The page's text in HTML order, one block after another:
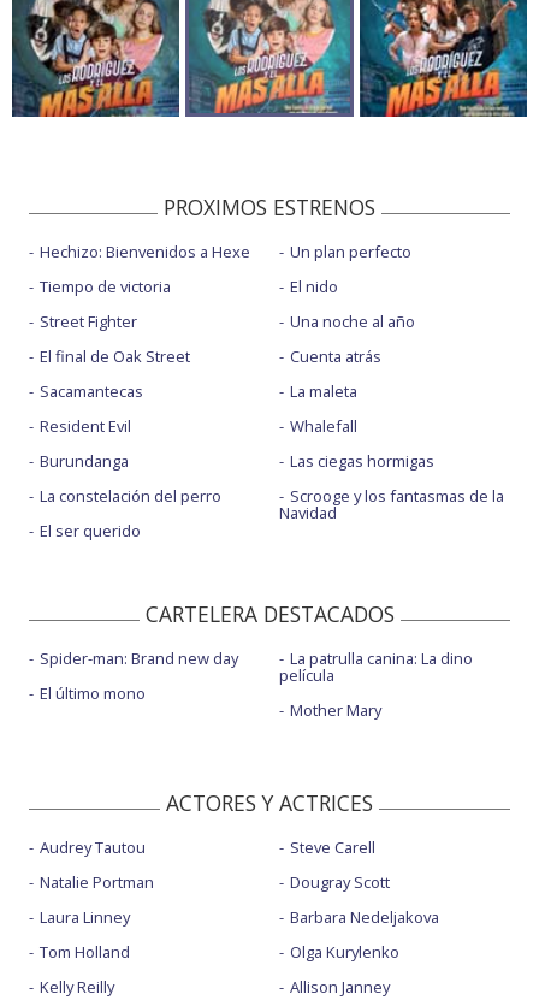
PROXIMOS ESTRENOS
Hechizo: Bienvenidos a Hexe
Tiempo de victoria
Street Fighter
El final de Oak Street
Sacamantecas
Resident Evil
Burundanga
La constelación del perro
El ser querido
Un plan perfecto
El nido
Una noche al año
Cuenta atrás
La maleta
Whalefall
Las ciegas hormigas
Scrooge y los fantasmas de la
Navidad
CARTELERA DESTACADOS
Spider-man: Brand new day
El último mono
La patrulla canina: La dino
película
Mother Mary
ACTORES Y ACTRICES
Audrey Tautou
Natalie Portman
Laura Linney
Tom Holland
Kelly Reilly
Steve Carell
Dougray Scott
Barbara Nedeljakova
Olga Kurylenko
Allison Janney